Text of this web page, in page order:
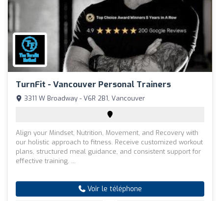
TurnFit - Vancouver Personal Trainers
3311 W Broadway - V6R 2B1, Vancouver
Align your Mindset, Nutrition, Movement, and Recovery with
our holistic approach to fitness. Receive customized workout
plans, structured meal guidance, and consistent support for
effective training. ...
Voir le téléphone